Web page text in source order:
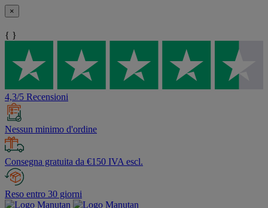
×
{ }
4,3/5 Recensioni
Nessun minimo d'ordine
Consegna gratuita da €150 IVA escl.
Reso entro 30 giorni